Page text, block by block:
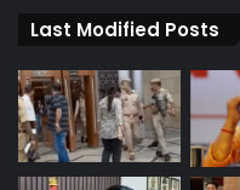
Last Modified Posts